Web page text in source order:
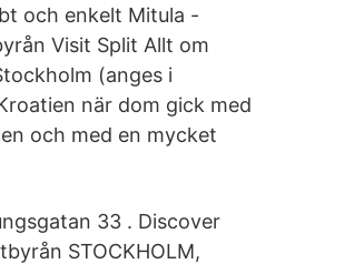
och enkelt Mitula -
Visit Split Allt om
(anges i
när dom gick med
och med en mycket
33 . Discover
STOCKHOLM,